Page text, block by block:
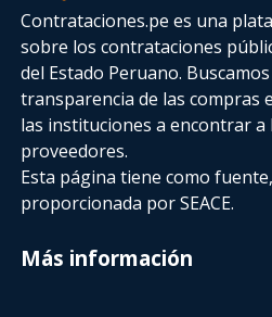
Contrataciones.pe es una
sobre los contrataciones
del Estado Peruano.
transparencia de las compras
las instituciones a encontrar a
proveedores.
Esta página tiene como
proporcionada por SEACE.
Más información